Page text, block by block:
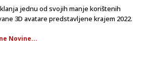
jednu od svojih manje korištenih
3D avatare predstavljene krajem 2022.
Novine...